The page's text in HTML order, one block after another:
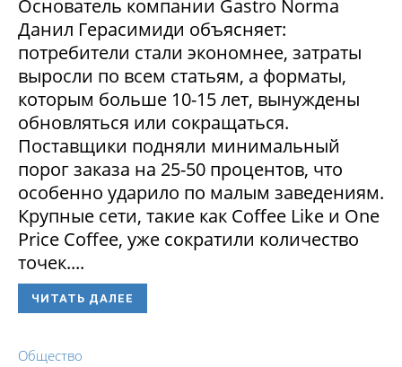
Основатель компании Gastro Norma
Данил Герасимиди объясняет:
потребители стали экономнее, затраты
выросли по всем статьям, а форматы,
которым больше 10-15 лет, вынуждены
обновляться или сокращаться.
Поставщики подняли минимальный
порог заказа на 25-50 процентов, что
особенно ударило по малым заведениям.
Крупные сети, такие как Coffee Like и One
Price Coffee, уже сократили количество
точек....
ЧИТАТЬ ДАЛЕЕ
Общество